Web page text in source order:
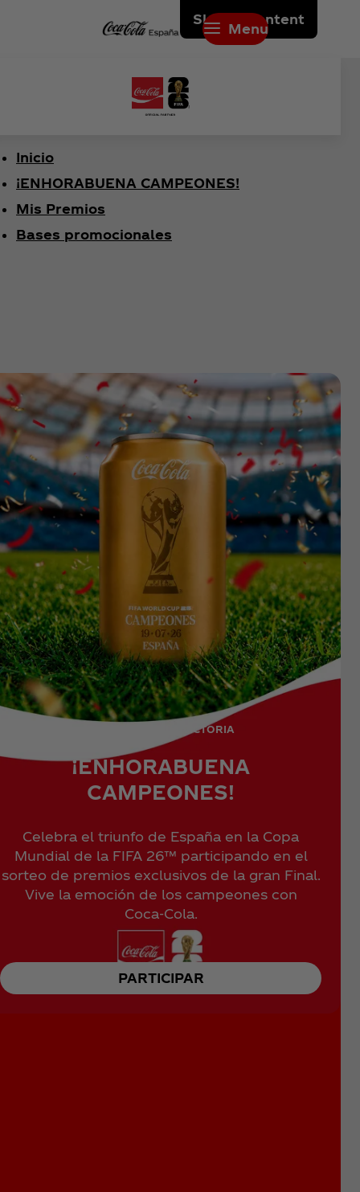
Skip to content
Menu
Inicio
¡ENHORABUENA CAMPEONES!
Mis Premios
Bases promocionales
EL SABOR DE LA VICTORIA
¡ENHORABUENA
CAMPEONES!
Celebra el triunfo de España en la Copa
Mundial de la FIFA 26™ participando en el
sorteo de premios exclusivos de la gran Final.
Vive la emoción de los campeones con
Coca‑Cola.
PARTICIPAR